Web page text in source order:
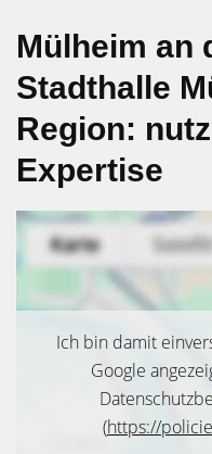
Mülheim an
Stadthalle
Region:
Expertise
Ich bin damit
Google
(https://